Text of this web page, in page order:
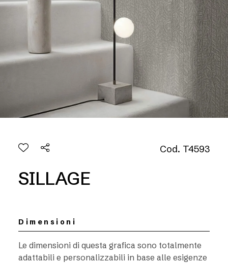
Cod. T4593
SILLAGE
Dimensioni
Le dimensioni di questa grafica sono totalmente
adattabili e personalizzabili in base alle esigenze